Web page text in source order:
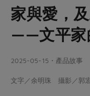
豆製品
肉品・水產
畜產肉類
水畜加工品
常備菜
料理方式
更多預購活動
合作25-精選產品第四彈
社內大小事
廚房瑜伽
關於我們
合作社組織
產品檢驗
家與愛，
——文平家
2025-05-15・產品故事
文字／余明珠 攝影／郭